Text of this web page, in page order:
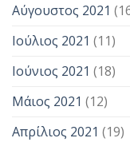
Αύγουστος 2021
Ιούλιος 2021 (11)
Ιούνιος 2021 (18)
Μάιος 2021 (12)
Απρίλιος 2021 (19)